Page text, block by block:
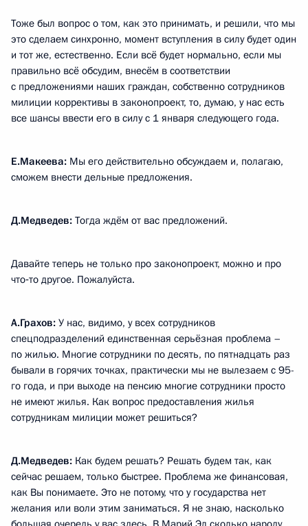
Тоже был вопрос о том, как это принимать, и решили, что мы
это сделаем синхронно, момент вступления в силу будет один
и тот же, естественно. Если всё будет нормально, если мы
правильно всё обсудим, внесём в соответствии
с предложениями наших граждан, собственно сотрудников
милиции коррективы в законопроект, то, думаю, у нас есть
все шансы ввести его в силу с 1 января следующего года.
Е.Макеева: Мы его действительно обсуждаем и, полагаю,
сможем внести дельные предложения.
Д.Медведев: Тогда ждём от вас предложений.
Давайте теперь не только про законопроект, можно и про
что‑то другое. Пожалуйста.
А.Грахов: У нас, видимо, у всех сотрудников
спецподразделений единственная серьёзная проблема –
по жилью. Многие сотрудники по десять, по пятнадцать раз
бывали в горячих точках, практически мы не вылезаем с 95-
го года, и при выходе на пенсию многие сотрудники просто
не имеют жилья. Как вопрос предоставления жилья
сотрудникам милиции может решиться?
Д.Медведев: Как будем решать? Решать будем так, как
сейчас решаем, только быстрее. Проблема же финансовая,
как Вы понимаете. Это не потому, что у государства нет
желания или воли этим заниматься. Я не знаю, насколько